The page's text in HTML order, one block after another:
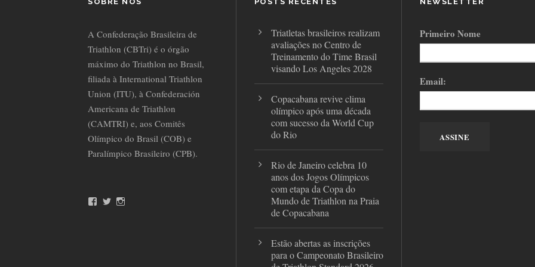
A Confederação Brasileira de
Triathlon (CBTri) é o órgão
máximo do Triathlon no Brasil,
filiada à International Triathlon
Union (ITU), à Confederación
Americana de Triathlon
(CAMTRI) e, aos Comitês
Olímpico do Brasil (COB) e
Paralímpico Brasileiro (CPB).
T
Triatletas brasileiros realizam
avaliações no Centro de
Treinamento do Time Brasil
visando Los Angeles 2028
Copacabana revive clima
olímpico após uma década
com sucesso da World Cup
do Rio
Rio de Janeiro celebra 10
anos dos Jogos Olímpicos
com etapa da Copa do
Mundo de Triathlon na Praia
de Copacabana
Estão abertas as inscrições
para o Campeonato Brasileiro
Primeiro Nome
Email: